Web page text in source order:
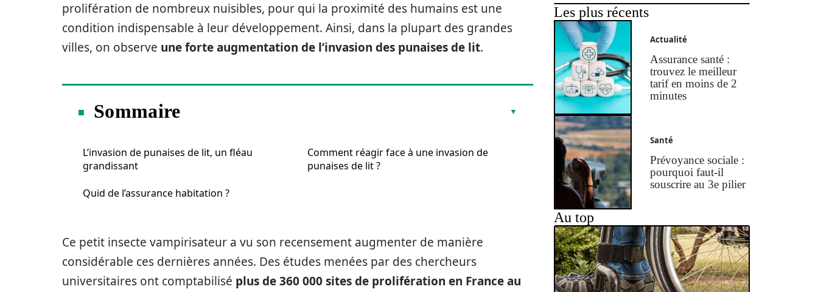
prolifération de nombreux nuisibles, pour qui la proximité des humains est une
condition indispensable à leur développement. Ainsi, dans la plupart des grandes
villes, on observe une forte augmentation de l’invasion des punaises de lit.
Sommaire
L’invasion de punaises de lit, un fléau
grandissant
Quid de l’assurance habitation ?
Comment réagir face à une invasion de
punaises de lit ?
Ce petit insecte vampirisateur a vu son recensement augmenter de manière
considérable ces dernières années. Des études menées par des chercheurs
universitaires ont comptabilisé plus de 360 000 sites de prolifération en France au
Les plus récents
Actualité
Assurance santé :
trouvez le meilleur
tarif en moins de 2
minutes
Santé
Prévoyance sociale :
pourquoi faut-il
souscrire au 3e pilier
Au top